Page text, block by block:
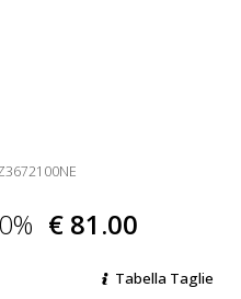
€ 81.00
Tabella Taglie